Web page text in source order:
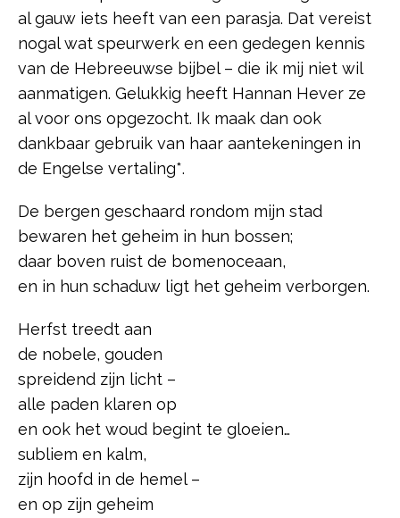
al gauw iets heeft van een parasja. Dat vereist
nogal wat speurwerk en een gedegen kennis
van de Hebreeuwse bijbel – die ik mij niet wil
aanmatigen. Gelukkig heeft Hannan Hever ze
al voor ons opgezocht. Ik maak dan ook
dankbaar gebruik van haar aantekeningen in
de Engelse vertaling*.
De bergen geschaard rondom mijn stad
bewaren het geheim in hun bossen;
daar boven ruist de bomenoceaan,
en in hun schaduw ligt het geheim verborgen.
Herfst treedt aan
de nobele, gouden
spreidend zijn licht –
alle paden klaren op
en ook het woud begint te gloeien…
subliem en kalm,
zijn hoofd in de hemel –
en op zijn geheim